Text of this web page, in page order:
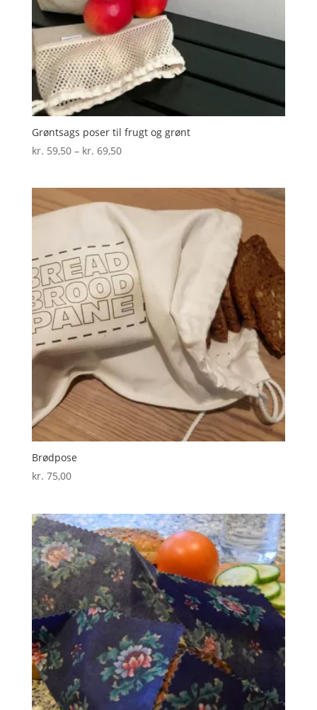
Grøntsags poser til frugt og grønt
kr. 59,50 – kr. 69,50Prisinterval:
Brødpose
kr. 75,00